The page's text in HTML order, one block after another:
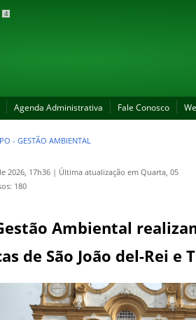
4
Agenda Administrativa Fale Conosco
- GESTÃO AMBIENTAL
2026, 17h36 | Última atualização em Quarta, 05
180
Ambiental
de São João del-Rei e